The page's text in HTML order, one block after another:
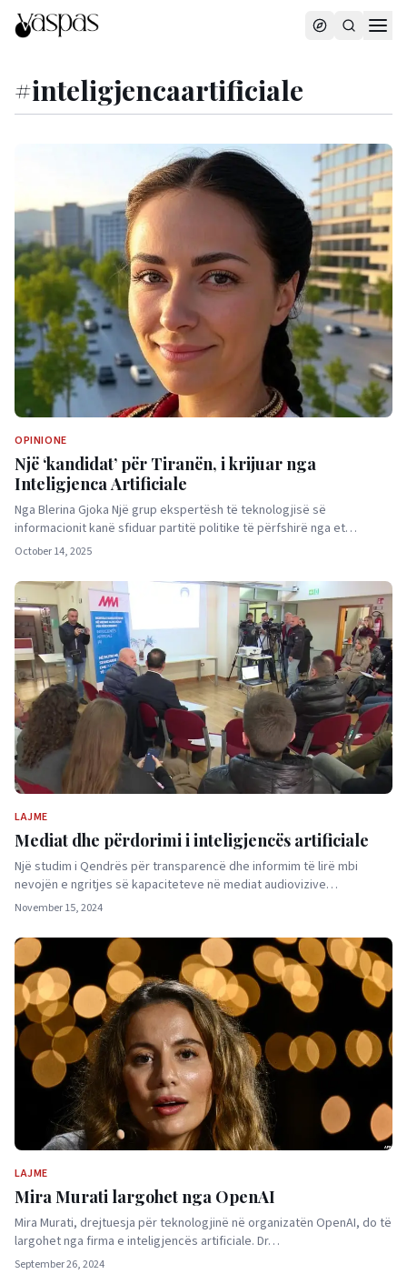
#inteligjencaartificiale
OPINIONE
Një ‘kandidat’ për Tiranën, i krijuar nga
Inteligjenca Artificiale
Nga Blerina Gjoka Një grup ekspertësh të teknologjisë së
informacionit kanë sfiduar partitë politike të përfshirë nga et…
October 14, 2025
LAJME
Mediat dhe përdorimi i inteligjencës artificiale
Një studim i Qendrës për transparencë dhe informim të lirë mbi
nevojën e ngritjes së kapaciteteve në mediat audiovizive…
November 15, 2024
LAJME
Mira Murati largohet nga OpenAI
Mira Murati, drejtuesja për teknologjinë në organizatën OpenAI, do të
largohet nga firma e inteligjencës artificiale. Dr…
September 26, 2024